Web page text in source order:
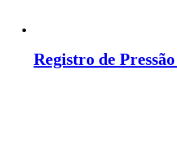
Registro de